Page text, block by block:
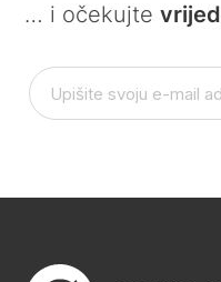
… i očekujte